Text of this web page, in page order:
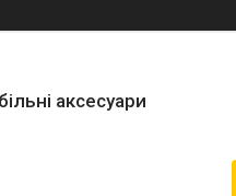
аксесуари